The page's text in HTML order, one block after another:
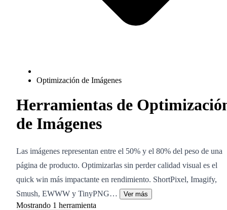
Optimización de Imágenes
Herramientas de
de Imágenes
Las imágenes representan entre el 50% y el 80% del peso de una
página de producto. Optimizarlas sin perder calidad visual es el
quick win más impactante en rendimiento. ShortPixel, Imagify,
Smush, EWWW y TinyPNG…
Ver más
Mostrando 1 herramienta